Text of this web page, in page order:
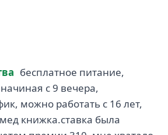
бесплатное питание,
с 9 вечера,
можно работать с 16 лет,
книжка.ставка была